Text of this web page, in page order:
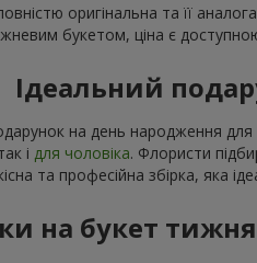
оригінальна та її
букетом, ціна є
Ідеальний
на день народження
і для чоловіка. Флористи
та професійна збірка, яка
на букет тижня